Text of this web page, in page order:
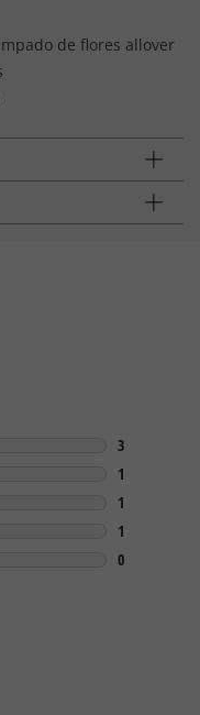
de flores allover